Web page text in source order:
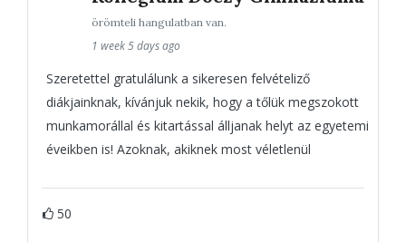
örömteli hangulatban van.
1 week 5 days ago
Szeretettel gratulálunk a sikeresen felvételiző
diákjainknak, kívánjuk nekik, hogy a tőlük megszokott
munkamorállal és kitartással álljanak helyt az egyetemi
éveikben is! Azoknak, akiknek most véletlenül
50